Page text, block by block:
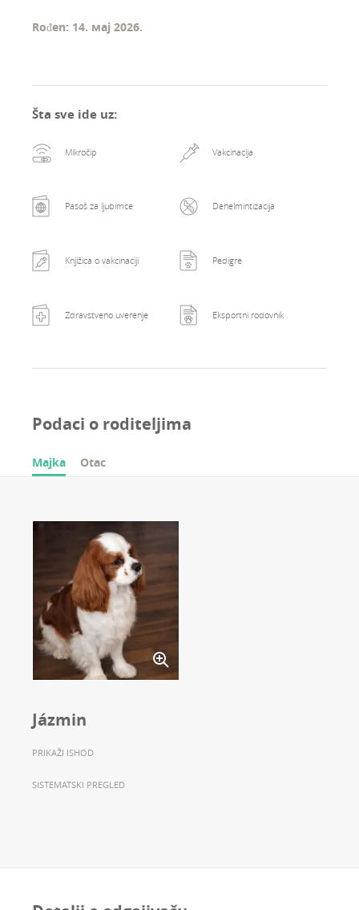
Rođen: 14. мај 2026.
Šta sve ide uz:
Mikročip Vakcinacija
Pasoš za ljubimce Dehelmintizacija
Knjižica o vakcinaciji Pedigre
Zdravstveno uverenje Eksportni rodovnik
Podaci o roditeljima
Majka Otac
Jázmin
PRIKAŽI ISHOD
SISTEMATSKI PREGLED